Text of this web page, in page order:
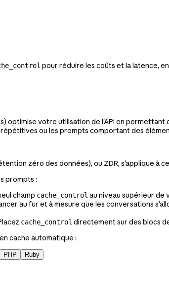
pour réduire les coûts et la latence,
optimise votre utilisation de l'API en
ou les prompts comportant des
zéro des données), ou ZDR, s'applique à
prompts :
champ cache_control au niveau supérieur
au fur et à mesure que les conversations
cache_control directement sur des blocs
cache automatique :
PHP Ruby